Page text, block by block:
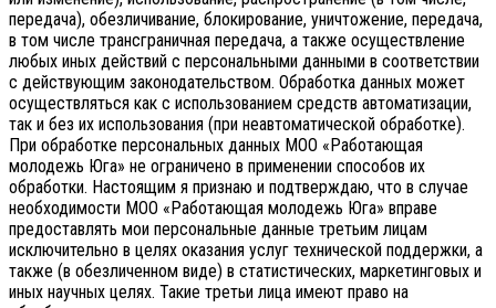
передача), обезличивание, блокирование, уничтожение, передача,
в том числе трансграничная передача, а также осуществление
любых иных действий с персональными данными в соответствии
с действующим законодательством. Обработка данных может
осуществляться как с использованием средств автоматизации,
так и без их использования (при неавтоматической обработке).
При обработке персональных данных МОО «Работающая
молодежь Юга» не ограничено в применении способов их
обработки. Настоящим я признаю и подтверждаю, что в случае
необходимости МОО «Работающая молодежь Юга» вправе
предоставлять мои персональные данные третьим лицам
исключительно в целях оказания услуг технической поддержки, а
также (в обезличенном виде) в статистических, маркетинговых и
иных научных целях. Такие третьи лица имеют право на